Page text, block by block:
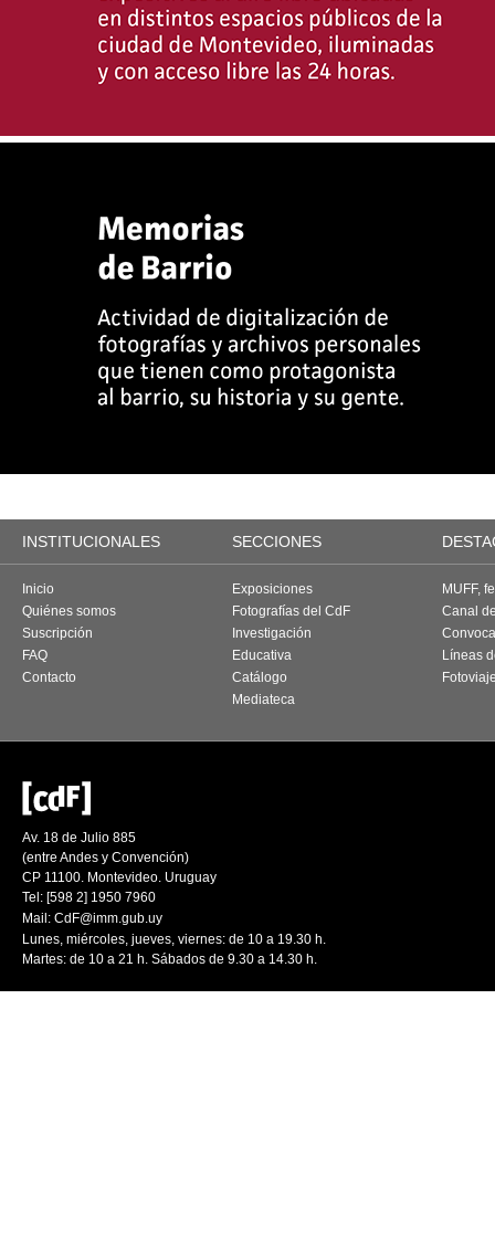
INSTITUCIONALES SECCIONES
Inicio
Quiénes somos
Suscripción
FAQ
Contacto
Exposiciones
Fotografías del CdF
Investigación
Educativa
Catálogo
Mediateca
MUFF,
Canal
Líneas
Av. 18 de Julio 885
(entre Andes y Convención)
CP 11100. Montevideo. Uruguay
Tel: [598 2] 1950 7960
Mail: CdF@imm.gub.uy
Lunes, miércoles, jueves, viernes: de 10 a 19.30 h.
Martes: de 10 a 21 h. Sábados de 9.30 a 14.30 h.